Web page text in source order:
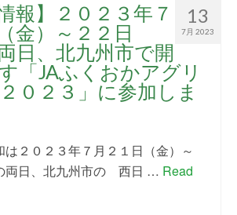
13
7月 2023
報】２０２３年７
金）～２２日
日、北九州市で開
「JAふくおかアグリ
０２３」に参加しま
２０２３年７月２１日（金）～
両日、北九州市の 西日 … Read